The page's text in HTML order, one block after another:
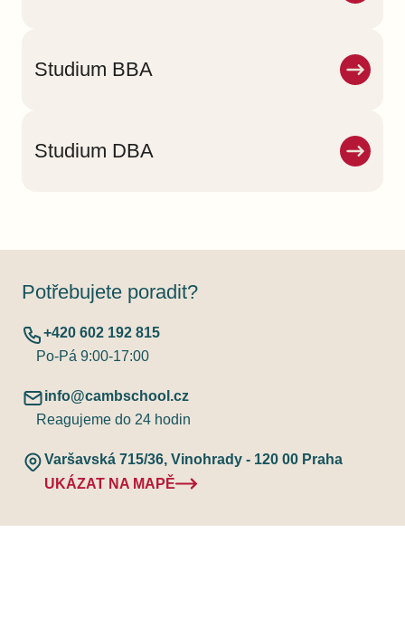
Studium BBA
Studium DBA
Potřebujete poradit?
+420 602 192 815
Po-Pá 9:00-17:00
info@cambschool.cz
Reagujeme do 24 hodin
Varšavská 715/36, Vinohrady - 120 00 Praha
UKÁZAT NA MAPĚ